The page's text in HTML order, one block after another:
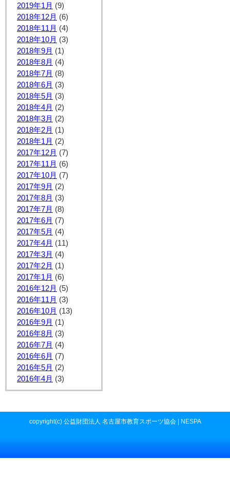
2019年1月 (9)
2018年12月 (6)
2018年11月 (4)
2018年10月 (3)
2018年9月 (1)
2018年8月 (4)
2018年7月 (8)
2018年6月 (3)
2018年5月 (3)
2018年4月 (2)
2018年3月 (2)
2018年2月 (1)
2018年1月 (2)
2017年12月 (7)
2017年11月 (6)
2017年10月 (7)
2017年9月 (2)
2017年8月 (3)
2017年7月 (8)
2017年6月 (7)
2017年5月 (4)
2017年4月 (11)
2017年3月 (4)
2017年2月 (1)
2017年1月 (6)
2016年12月 (5)
2016年11月 (3)
2016年10月 (13)
2016年9月 (1)
2016年8月 (3)
2016年7月 (4)
2016年6月 (7)
2016年5月 (2)
2016年4月 (3)
copyright(c) 公益財団法人 名古屋市教育スポーツ協会 | NESPA